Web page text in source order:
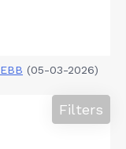
EBB (05-03-2026)
Filters